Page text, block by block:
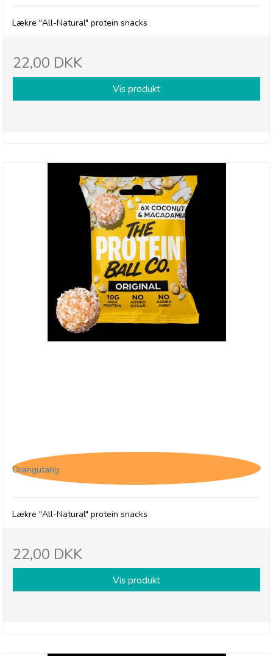
Lækre "All-Natural" protein snacks
22,00 DKK
Vis produkt
Orangutang
Lækre "All-Natural" protein snacks
22,00 DKK
Vis produkt